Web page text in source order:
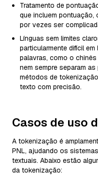
Tratamento de
que incluem
por vezes ser
Línguas sem limites
particularmente difícil
palavras, como o
nem sempre separam
métodos de
texto com precisão.
Casos de uso
A tokenização é
PNL, ajudando os
textuais. Abaixo estão
da tokenização: